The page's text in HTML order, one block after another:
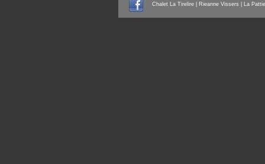
Chalet La Tirelire | Rieanne Vissers | La